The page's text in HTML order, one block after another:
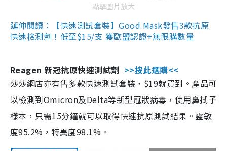
點擊圖片放大
延伸閱讀：【快速測試套裝】Good Mask發售3款抗原
快速檢測劑！低至$15/支 獲歐盟認證+無限購數量
Reagen 新冠抗原快速測試劑 >>按此選購<<
莎莎網店亦有售多款快速測試套裝，$19就買到。產品可
以檢測到Omicron及Delta等新型冠狀病毒，使用鼻拭子
樣本，只需15分鐘就可以取得快速抗原測試結果。靈敏
度95.2%，特異度98.1%。